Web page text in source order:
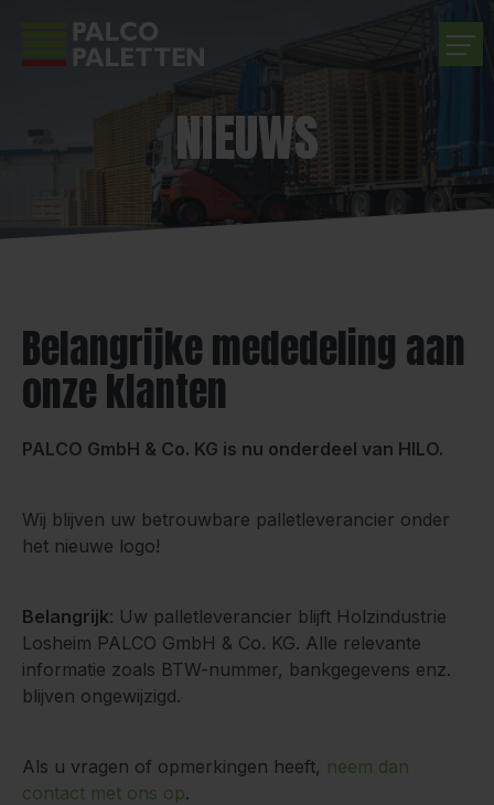
BEDRIJF
PRODUCTEN
CONTACT
NIEUWS
Belangrijke mededeling aan
onze klanten
PALCO GmbH & Co. KG is nu onderdeel van HILO.
Wij blijven uw betrouwbare palletleverancier onder
het nieuwe logo!
Belangrijk: Uw palletleverancier blijft Holzindustrie
Losheim PALCO GmbH & Co. KG. Alle relevante
informatie zoals BTW-nummer, bankgegevens enz.
blijven ongewijzigd.
Als u vragen of opmerkingen heeft, neem dan
contact met ons op.